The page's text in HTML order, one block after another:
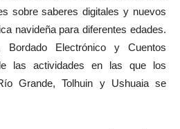
sobre saberes digitales y nuevos
navideña para diferentes edades.
Electrónico y Cuentos
las actividades en las que los
Grande, Tolhuin y Ushuaia se